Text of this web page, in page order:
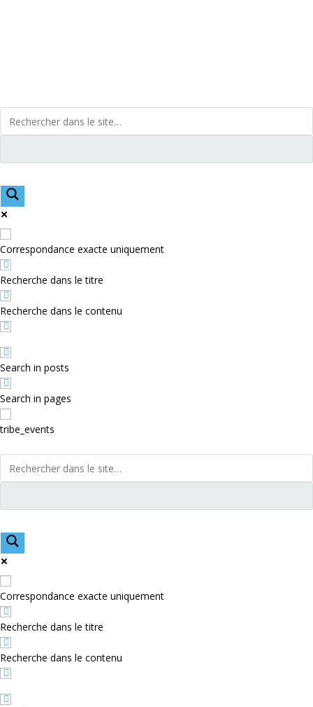
Correspondance exacte uniquement
Recherche dans le titre
Recherche dans le contenu
Search in posts
Search in pages
tribe_events
Correspondance exacte uniquement
Recherche dans le titre
Recherche dans le contenu